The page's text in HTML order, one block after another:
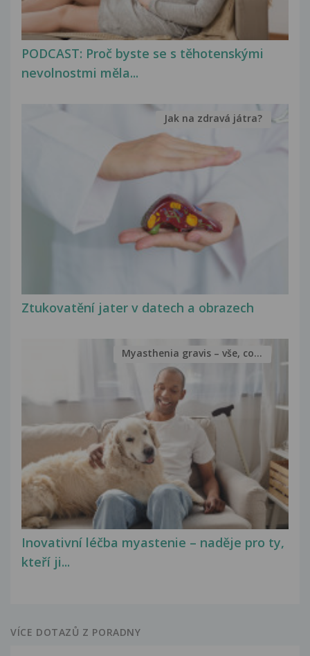
PODCAST: Proč byste se s těhotenskými
nevolnostmi měla...
Ztukovatění jater v datech a obrazech
Jak na zdravá játra?
Inovativní léčba myastenie – naděje pro ty,
kteří ji...
Myasthenia gravis – vše, co...
VÍCE DOTAZŮ Z PORADNY